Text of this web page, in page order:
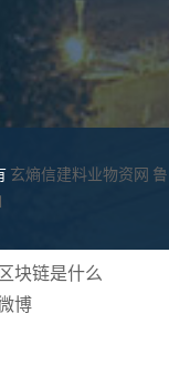
玄熵信建料业物资网 鲁
区块链是什么
博